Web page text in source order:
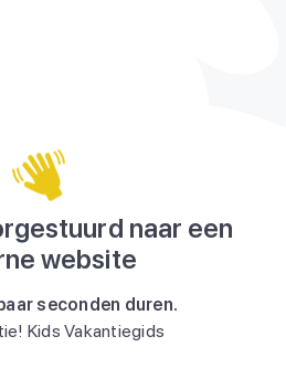
naar een
website
seconden duren.
Kids Vakantiegids